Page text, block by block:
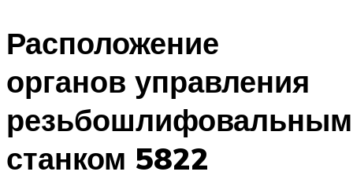
Расположение
органов управления
резьбошлифовальным
станком 5822